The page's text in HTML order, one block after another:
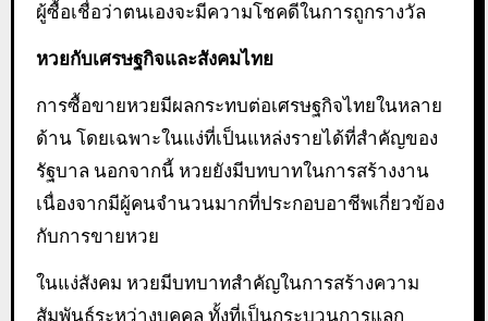
ผู้ซื้อเชื่อว่าตนเองจะมีความโชคดีในการถูกรางวัล
หวยกับเศรษฐกิจและสังคมไทย
การซื้อขายหวยมีผลกระทบต่อเศรษฐกิจไทยในหลาย
ด้าน โดยเฉพาะในแง่ที่เป็นแหล่งรายได้ที่สำคัญของ
รัฐบาล นอกจากนี้ หวยยังมีบทบาทในการสร้างงาน
เนื่องจากมีผู้คนจำนวนมากที่ประกอบอาชีพเกี่ยวข้อง
กับการขายหวย
ในแง่สังคม หวยมีบทบาทสำคัญในการสร้างความ
สัมพันธ์ระหว่างบุคคล ทั้งที่เป็นกระบวนการแลก